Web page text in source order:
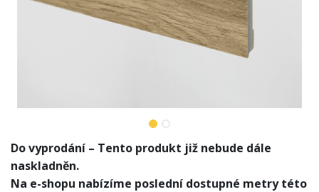
Do vyprodání – Tento produkt již nebude dále
naskladněn.
Na e-shopu nabízíme poslední dostupné metry této